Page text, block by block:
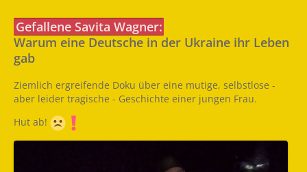
Gefallene Savita Wagner:
Warum eine Deutsche in der Ukraine ihr Leben
gab
Ziemlich ergreifende Doku über eine mutige, selbstlose -
aber leider tragische - Geschichte einer jungen Frau.
Hut ab!